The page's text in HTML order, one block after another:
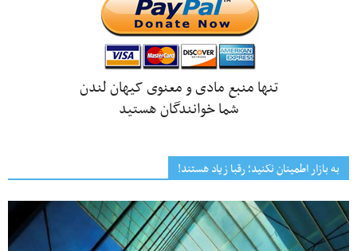
تنها منبع مادی و معنوی کیهان لندن
شما خوانندگان هستید
به بازار اطمینان نکنید؛ رقبا زیاد هستند!